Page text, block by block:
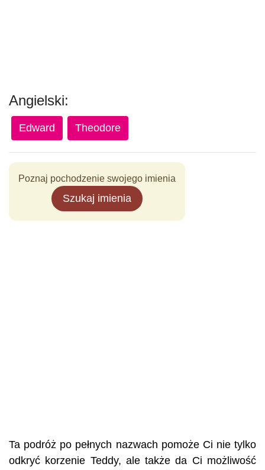
Angielski:
Edward Theodore
Poznaj pochodzenie swojego imienia
Szukaj imienia
Ta podróż po pełnych nazwach pomoże Ci nie tylko
odkryć korzenie Teddy, ale także da Ci możliwość